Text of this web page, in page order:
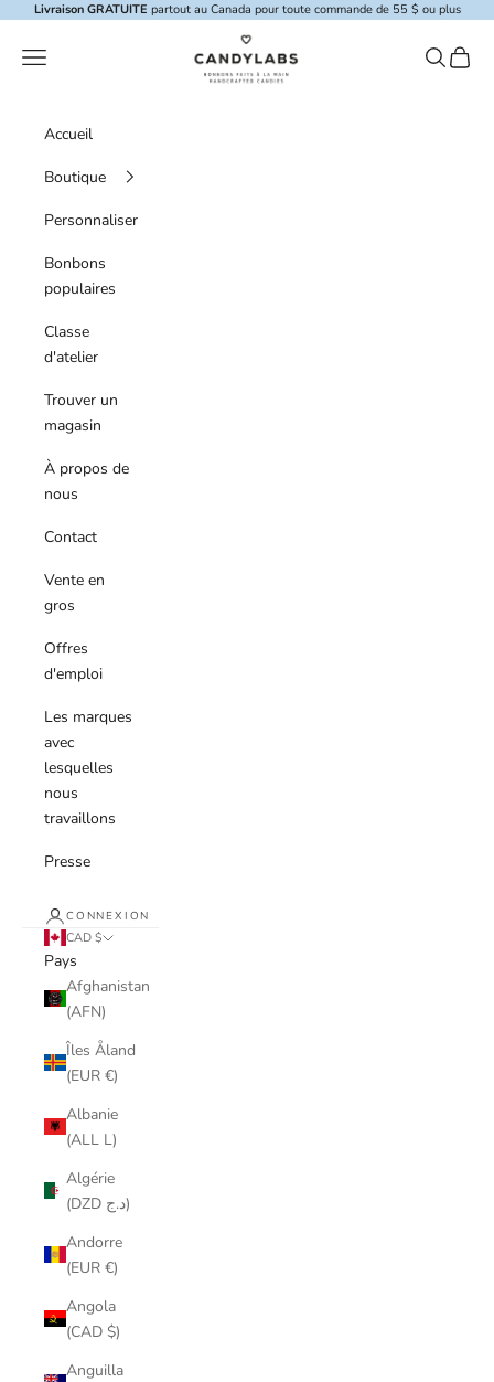
Skip to content
Livraison GRATUITE partout au Canada pour toute commande de 55 $ ou plus
Candylabs
Menu de navigation
Panier
Accueil
Boutique
Personnaliser
Bonbons
populaires
Classe
d'atelier
Trouver un
magasin
À propos de
nous
Contact
Vente en
gros
Offres
d'emploi
Les marques
avec
lesquelles
nous
travaillons
Presse
CONNEXION
CAD $
Pays
Afghanistan
(AFN)
Îles Åland
(EUR €)
Albanie
(ALL L)
Algérie
(DZD د.ج)
Andorre
(EUR €)
Angola
(CAD $)
Anguilla